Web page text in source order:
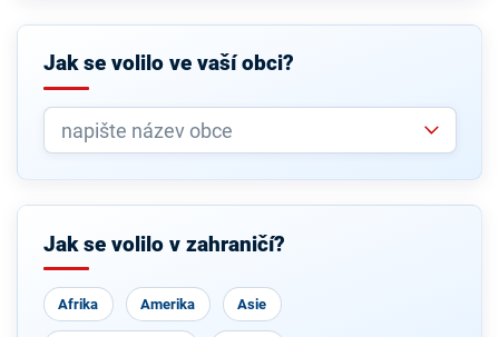
Jak se volilo ve vaší obci?
Jak se volilo v zahraničí?
Afrika Amerika Asie